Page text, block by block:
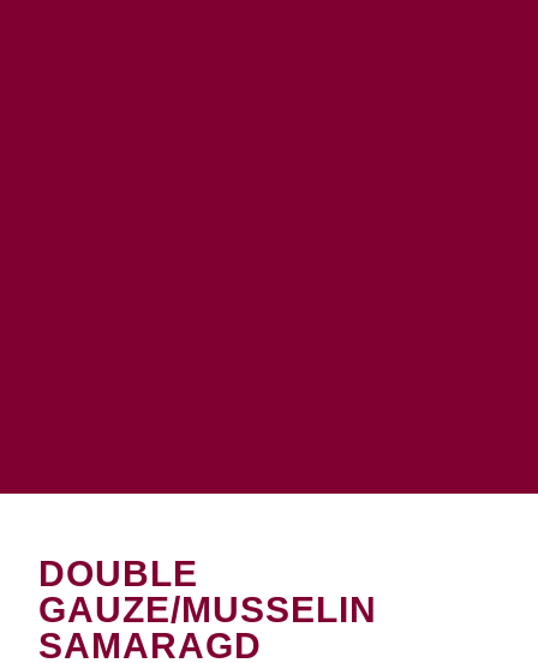
DOUBLE
GAUZE/MUSSELIN
SAMARAGD